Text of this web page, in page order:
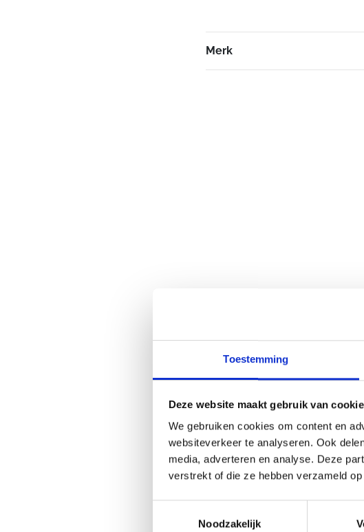
Toestemming
Deze website maakt gebruik van
We gebruiken cookies om content en
websiteverkeer te analyseren. Ook
media, adverteren en analyse. Deze
verstrekt of die ze hebben verzameld
Noodzakelijk
Merk
Gerelateerde